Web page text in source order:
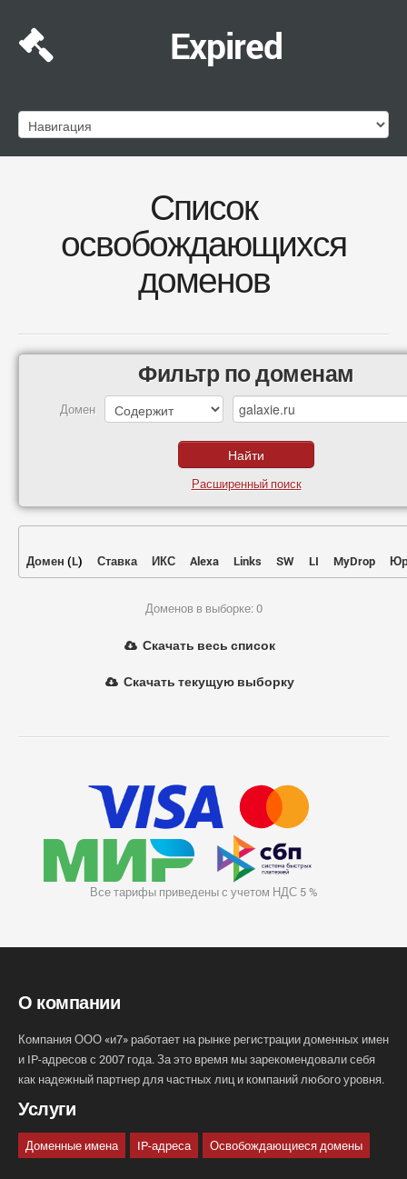
Expired
Список
освобождающихся
доменов
Фильтр по доменам
Домен
Расширенный поиск
Домен (L) Ставка ИКС Alexa Links SW LI MyDrop
Доменов в выборке: 0
Скачать весь список
Скачать текущую выборку
Все тарифы приведены с учетом НДС 5 %
О компании
Компания ООО «и7» работает на рынке регистрации доменных имен
и IP-адресов с 2007 года. За это время мы зарекомендовали себя
как надежный партнер для частных лиц и компаний любого уровня.
Услуги
Доменные имена IP-адреса Освобождающиеся домены